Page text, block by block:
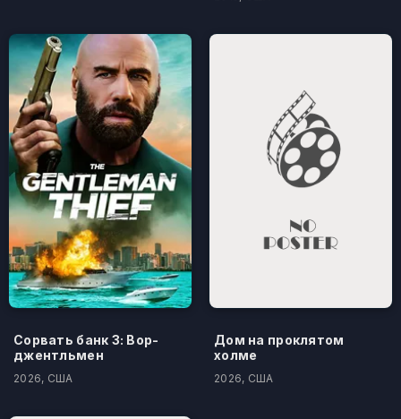
Сорвать банк 3: Вор-
джентльмен
2026, США
Дом на проклятом
холме
2026, США